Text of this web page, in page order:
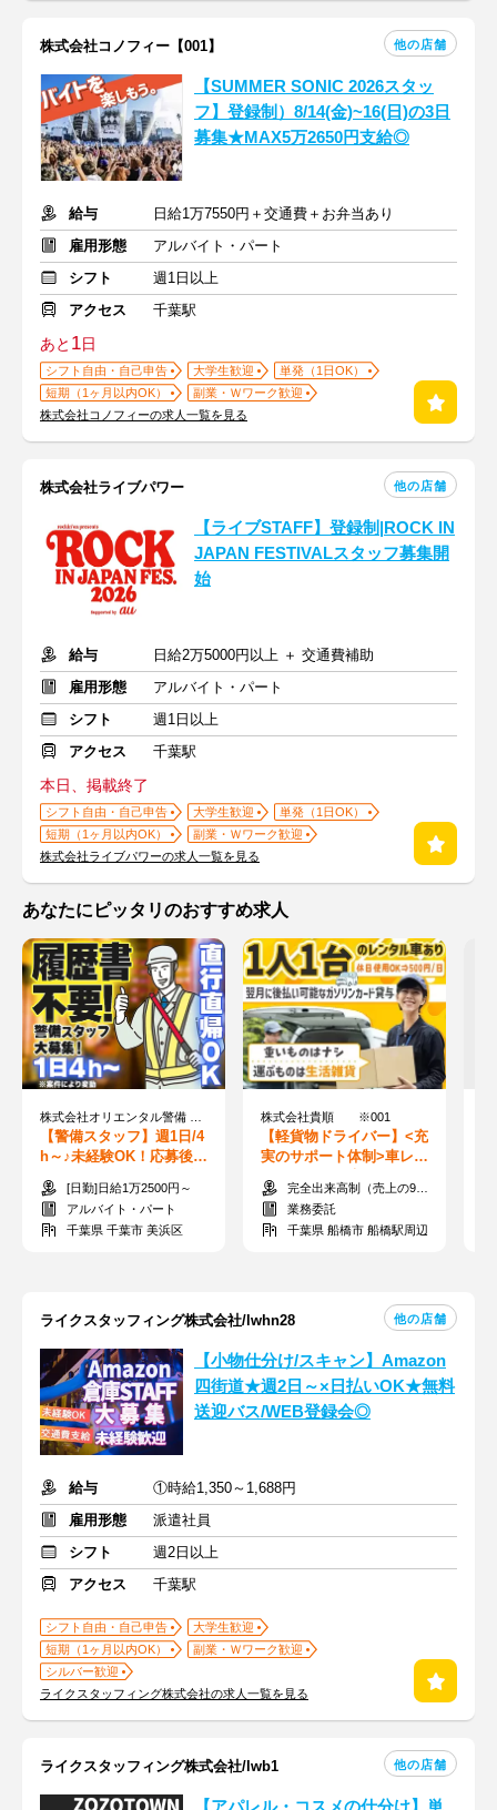
株式会社コノフィー【001】 他の店舗
【SUMMER SONIC 2026スタッ
フ】登録制）8/14(金)~16(日)の3日
募集★MAX5万2650円支給◎
給与
日給1万7550円＋交通費＋お弁当あり
雇用形態
アルバイト・パート
シフト
週1日以上
アクセス
千葉駅
あと 1日
シフト自由・自己申告 大学生歓迎
単発（1日OK）
短期（1ヶ月以内OK）
副業・Ｗワーク歓迎
株式会社コノフィーの求人一覧を見る
株式会社ライブパワー 他の店舗
【ライブSTAFF】登録制|ROCK IN
JAPAN FESTIVALスタッフ募集開
始
給与
日給2万5000円以上 ＋ 交通費補助
雇用形態
アルバイト・パート
シフト
週1日以上
アクセス
千葉駅
本日、掲載終了
シフト自由・自己申告 大学生歓迎
単発（1日OK）
短期（1ヶ月以内OK）
副業・Ｗワーク歓迎
株式会社ライブパワーの求人一覧を見る
あなたにピッタリのおすすめ求人
【警備スタッフ】週1日/4
h～♪未経験OK！応募後そ
のまま研修も◎日払い(規
定)！履歴書不要
[日勤]日給1万2500円～
アルバイト・パート
千葉県 千葉市 美浜区
株式会社貴順 ※001
【軽貨物ドライバー】<充
実のサポート体制>車レン
タルもあり！未経験でも
月収55万以上可◎
完全出来高制（売上の90～95％）
業務委託
千葉県 船橋市 船橋駅周辺
ライクスタッフィング株式会社/lwhn28 他の店舗
【小物仕分け/スキャン】Amazon
四街道★週2日～×日払いOK★無料
送迎バス/WEB登録会◎
給与
①時給1,350～1,688円
雇用形態
派遣社員
シフト
週2日以上
アクセス
千葉駅
シフト自由・自己申告
大学生歓迎
短期（1ヶ月以内OK）
副業・Ｗワーク歓迎
シルバー歓迎
ライクスタッフィング株式会社の求人一覧を見る
ライクスタッフィング株式会社/lwb1 他の店舗